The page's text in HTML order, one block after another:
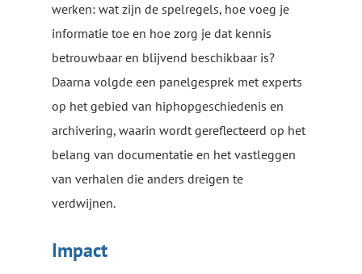
werken: wat zijn de spelregels, hoe voeg je
informatie toe en hoe zorg je dat kennis
betrouwbaar en blijvend beschikbaar is?
Daarna volgde een panelgesprek met experts
op het gebied van hiphopgeschiedenis en
archivering, waarin wordt gereflecteerd op het
belang van documentatie en het vastleggen
van verhalen die anders dreigen te
verdwijnen.
Impact